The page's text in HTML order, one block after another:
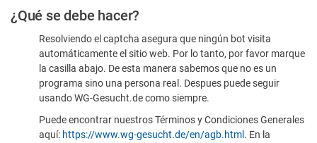
¿Qué se debe hacer?
Resolviendo el captcha asegura que ningún bot visita
automáticamente el sitio web. Por lo tanto, por favor marque
la casilla abajo. De esta manera sabemos que no es un
programa sino una persona real. Despues puede seguir
usando WG-Gesucht.de como siempre.
Puede encontrar nuestros Términos y Condiciones Generales
aquí: https://www.wg-gesucht.de/en/agb.html . En la